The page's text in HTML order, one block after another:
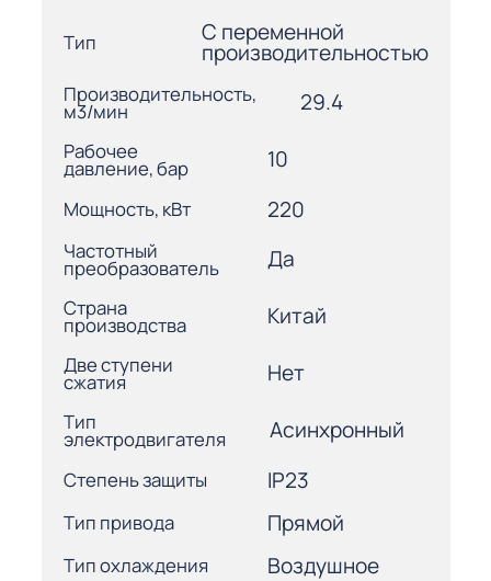
Тип С переменной
производительностью
Производительность,
м3/мин 29.4
Рабочее
давление, бар 10
Мощность, кВт 220
Частотный
преобразователь Да
Страна
производства Китай
Две ступени
сжатия Нет
Тип
электродвигателя Асинхронный
Степень защиты IP23
Тип привода Прямой
Тип охлаждения Воздушное